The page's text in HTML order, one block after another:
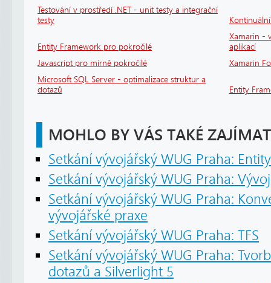
Testování v prostředí .NET - unit testy a integrační
testy
Entity Framework pro pokročilé
Xamarin -
aplikací
Javascript pro mírně pokročilé
Xamarin
Microsoft SQL Server - optimalizace struktur a
dotazů
Entity
MOHLO BY VÁS TAKÉ ZAJÍMAT
Setkání vývojářský WUG Praha:
Setkání vývojářský WUG Praha:
Setkání vývojářský WUG Praha:
vývojářské praxe
Setkání vývojářský WUG Praha: TFS
Setkání vývojářský WUG Praha:
dotazů a Silverlight 5